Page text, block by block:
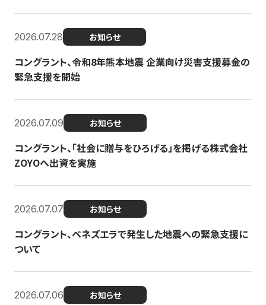
2026.07.28 お知らせ
コングラント、令和8年熊本地震 企業向け災害支援募金の
緊急支援を開始
2026.07.09 お知らせ
コングラント、「社会に贈与をひろげる」を掲げる株式会社
ZOYOへ出資を実施
2026.07.07 お知らせ
コングラント、ベネズエラで発生した地震への緊急支援に
ついて
2026.07.06 お知らせ